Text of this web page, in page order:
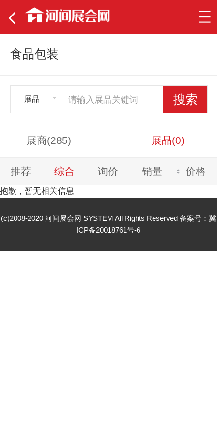
食品包装
展品
展商(285) 展品(0)
推荐 综合 询价 销量 价格
抱歉，暂无相关信息
(c)2008-2020 河间展会网 SYSTEM All Rights Reserved 备案号： 冀
ICP备20018761号-6